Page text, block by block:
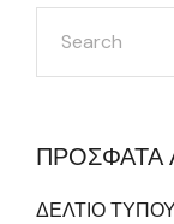
search
for:
ΠΡΟΣΦΑΤΑ
ΔΕΛΤΙΟ